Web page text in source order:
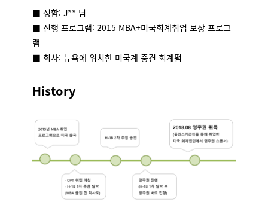
■ 성함: J** 님
■ 진행 프로그램: 2015 MBA+미국회계취업 보장 프로그
램
■ 회사: 뉴욕에 위치한 미국계 중견 회계펌
History